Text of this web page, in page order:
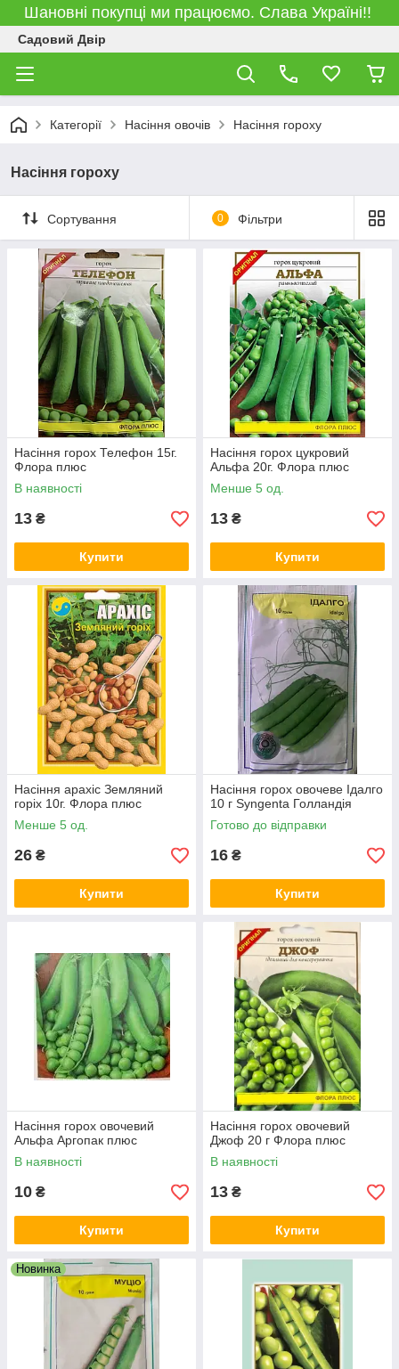
Шановні покупці ми працюємо. Слава Україні!!
Садовий Двір
Категорії Насіння овочів Насіння гороху
Насіння гороху
Сортування 0 Фільтри
Насіння горох Телефон 15г.
Флора плюс
В наявності
13 ₴
Купити
Насіння горох цукровий
Альфа 20г. Флора плюс
Менше 5 од.
13 ₴
Купити
Насіння арахіс Земляний
горіх 10г. Флора плюс
Менше 5 од.
26 ₴
Купити
Насіння горох овочеве Ідалго
10 г Syngenta Голландія
Готово до відправки
16 ₴
Купити
Насіння горох овочевий
Альфа Аргопак плюс
В наявності
10 ₴
Купити
Насіння горох овочевий
Джоф 20 г Флора плюс
В наявності
13 ₴
Купити
Новинка